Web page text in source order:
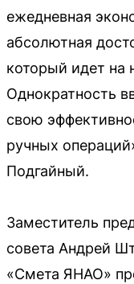
ежедневная
абсолютная
который идет на
Однократность
свою
ручных
Подгайный.
Заместитель
совета Андрей
«Смета ЯНАО»